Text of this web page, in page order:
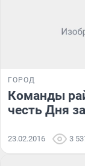
ГОРОД
Команды
честь Дня
23.02.2016 3